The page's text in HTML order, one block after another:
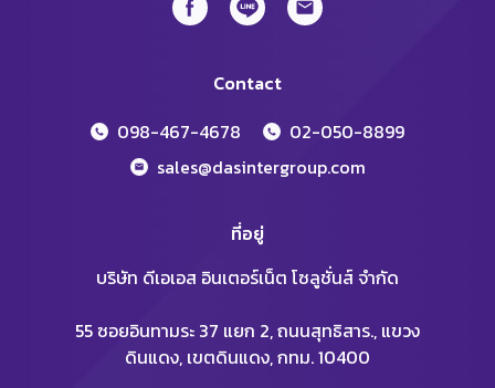
Contact
098-467-4678
02-050-8899
sales@dasintergroup.com
ที่อยู่
บริษัท ดีเอเอส อินเตอร์เน็ต โซลูชั่นส์ จำกัด
55 ซอยอินทามระ 37 แยก 2, ถนนสุทธิสาร., แขวง
ดินแดง, เขตดินแดง, กทม. 10400